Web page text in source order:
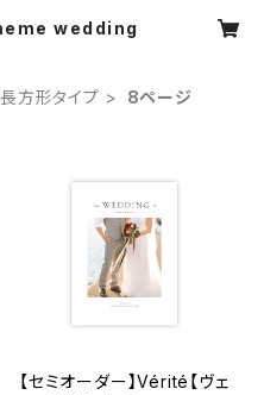
wedding
長方形タイプ 8ページ
【セミオーダー】Vérité【ヴェ